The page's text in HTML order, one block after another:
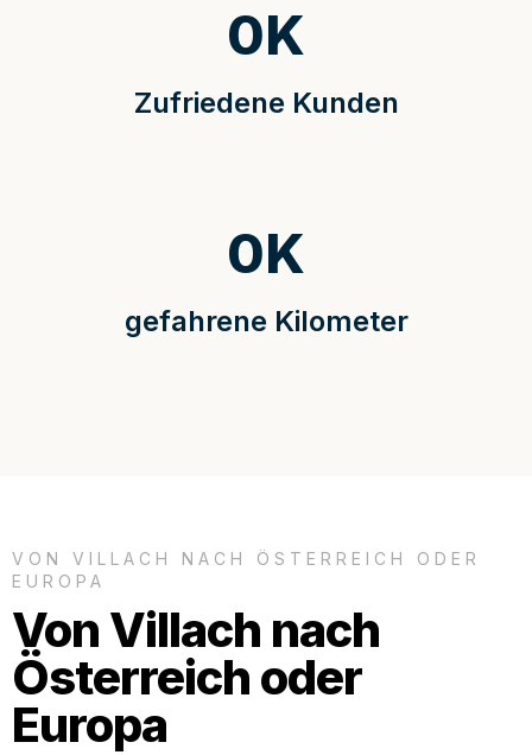
Zufriedene Kunden
0K
gefahrene Kilometer
0K
VON VILLACH NACH ÖSTERREICH ODER
EUROPA
Von Villach nach
Österreich oder
Europa